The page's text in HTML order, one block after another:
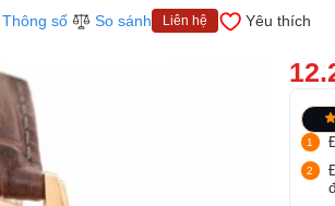
Thông số So sánh Liên hệ Yêu thích